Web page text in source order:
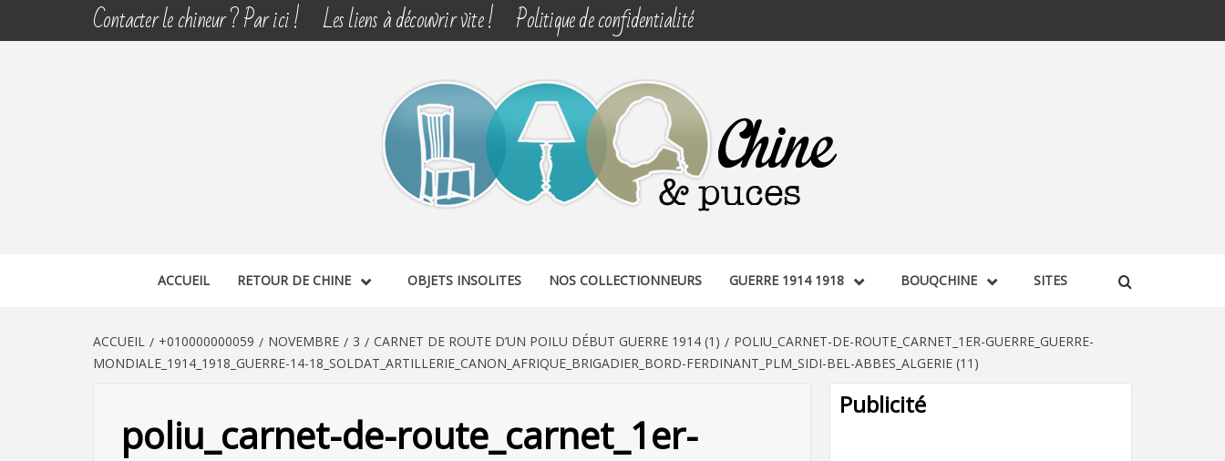
Contacter le chineur ? Par ici ! Les liens à découvrir vite ! Politique de confidentialité
CHINE & PUCES
ACCUEIL RETOUR DE CHINE OBJETS INSOLITES NOS COLLECTIONNEURS GUERRE 1914 1918 BOUQCHINE SITES
ACCUEIL +010000000059 NOVEMBRE 3 CARNET DE ROUTE D’UN POILU DÉBUT GUERRE 1914 (1)
POLIU_CARNET-DE-ROUTE_CARNET_1ER-GUERRE_GUERRE-
MONDIALE_1914_1918_GUERRE-14-18_SOLDAT_ARTILLERIE_CANON_AFRIQUE_BRIGADIER_BORD-FERDINANT_PLM_SIDI-BEL-ABBES_ALGERIE (11)
poliu_carnet-de-route_carnet_1er-
Publicité